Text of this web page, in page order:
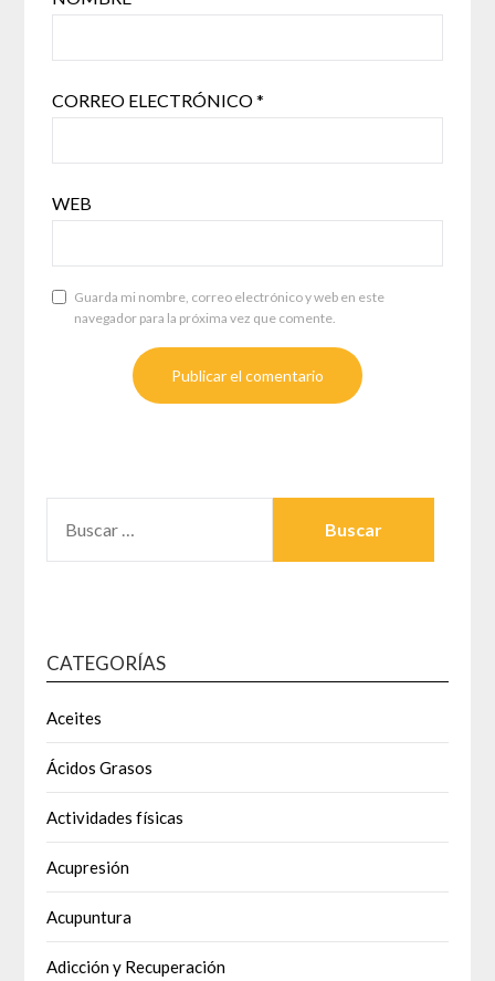
CORREO ELECTRÓNICO*
WEB
Guarda mi nombre, correo electrónico y web en este
navegador para la próxima vez que comente.
CATEGORÍAS
Aceites
Ácidos Grasos
Actividades físicas
Acupresión
Acupuntura
Adicción y Recuperación